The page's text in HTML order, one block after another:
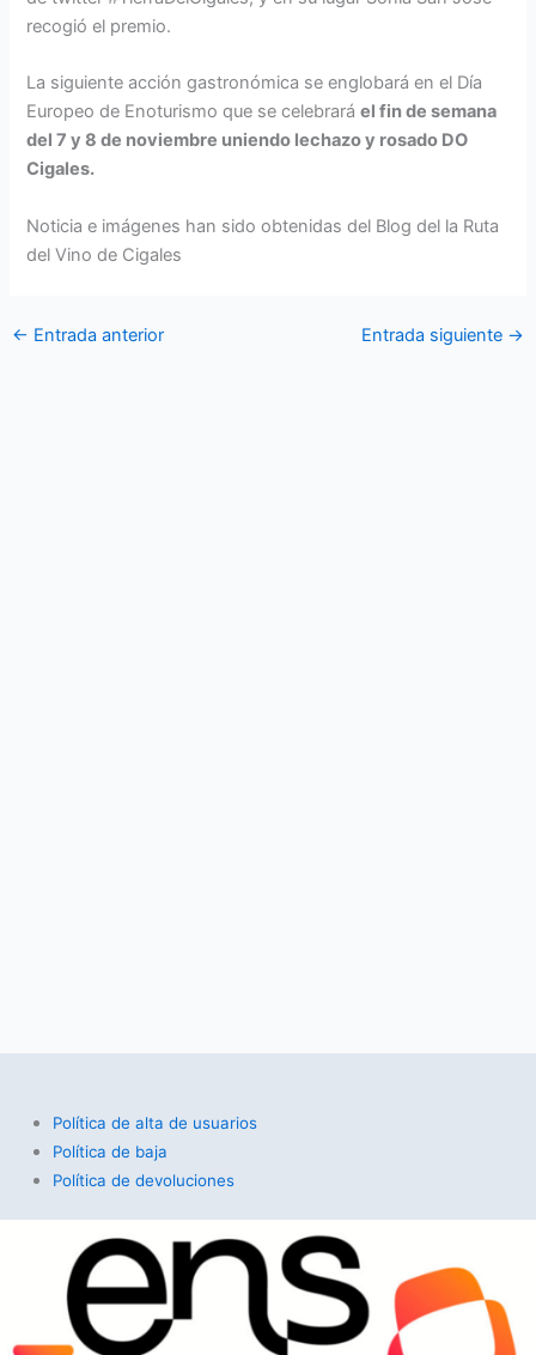
recogió el premio.
La siguiente acción gastronómica se englobará en el Día
Europeo de Enoturismo que se celebraráel fin de semana
del 7 y 8 de noviembre uniendo lechazo y rosado DO
Cigales.
Noticia e imágenes han sido obtenidas del Blog del la Ruta
del Vino de Cigales
← Entrada anterior Entrada siguiente →
Política de alta de usuarios
Política de baja
Política de devoluciones